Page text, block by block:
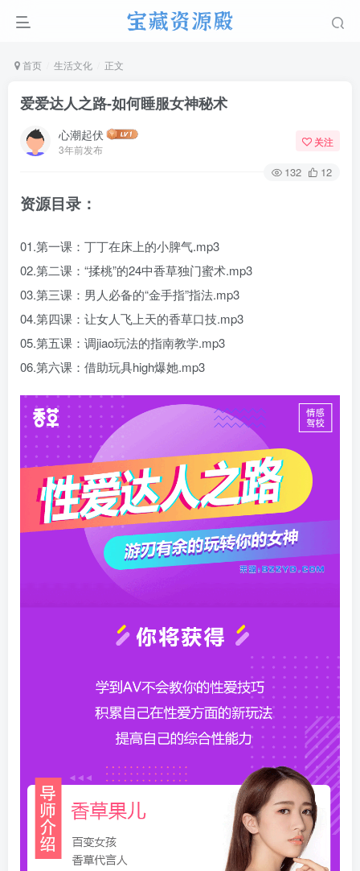
首页 生活文化 正文
爱爱达人之路-如何睡服女神秘术
心潮起伏
3年前发布
关注
132 12
资源目录：
01.第一课：丁丁在床上的小脾气.mp3
02.第二课：“揉桃”的24中香草独门蜜术.mp3
03.第三课：男人必备的“金手指”指法.mp3
04.第四课：让女人飞上天的香草口技.mp3
05.第五课：调jiao玩法的指南教学.mp3
06.第六课：借助玩具high爆她.mp3